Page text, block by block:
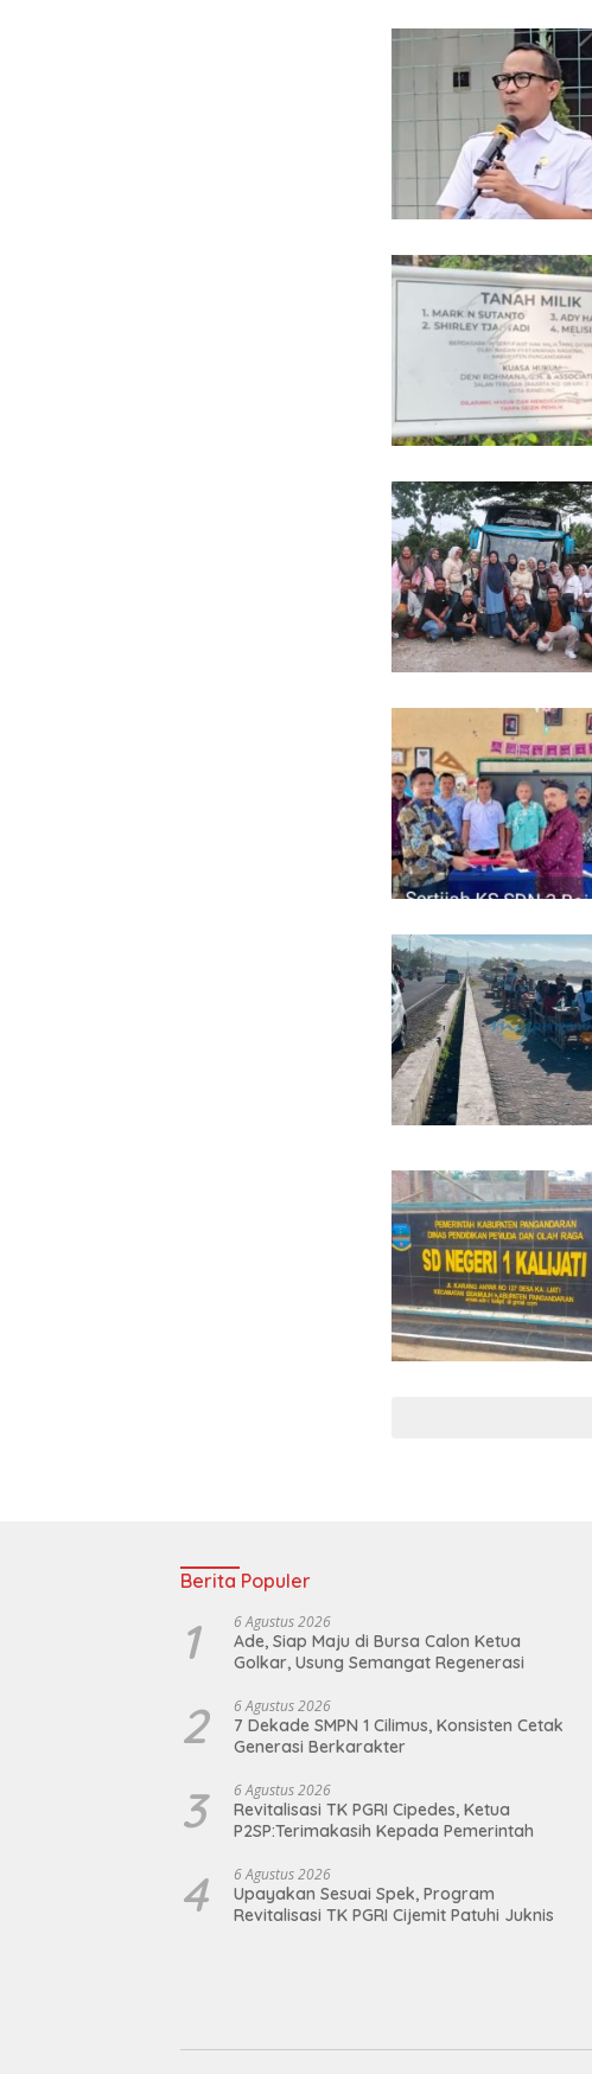
Berita Populer
1 6 Agustus 2026
Ade, Siap Maju di Bursa Calon Ketua
Golkar, Usung Semangat Regenerasi
2 6 Agustus 2026
7 Dekade SMPN 1 Cilimus, Konsisten Cetak
Generasi Berkarakter
3 6 Agustus 2026
Revitalisasi TK PGRI Cipedes, Ketua
P2SP:Terimakasih Kepada Pemerintah
4 6 Agustus 2026
Upayakan Sesuai Spek, Program
Revitalisasi TK PGRI Cijemit Patuhi Juknis